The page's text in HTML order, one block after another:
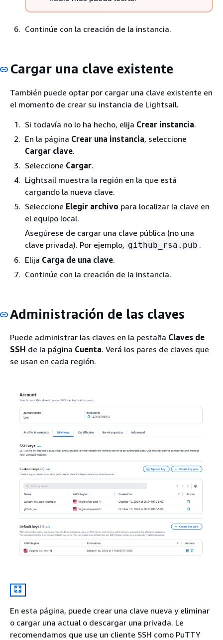
Continúe con la creación de la instancia.
Cargar una clave existente
También puede optar por cargar una clave existente en
el momento de crear su instancia de Lightsail.
Si todavía no lo ha hecho, elija Crear instancia.
En la página Crear una instancia, seleccione
Cargar clave.
Seleccione Cargar.
Lightsail muestra la región en la que está
cargando la nueva clave.
Seleccione Elegir archivo para localizar la clave en
el equipo local.
Asegúrese de cargar una clave pública (no una
clave privada). Por ejemplo, github_rsa.pub .
Elija Carga de una clave.
Continúe con la creación de la instancia.
Administración de las claves
Puede administrar las claves en la pestaña Claves de
SSH de la página Cuenta. Verá los pares de claves que
se usan en cada región.
En esta página, puede crear una clave nueva y eliminar
o cargar una actual o descargar una privada. Le
recomendamos que use un cliente SSH como PuTTY